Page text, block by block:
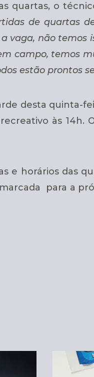
quartas, o
de quartas
vaga, não temos
campo, temos
estão prontos
desta quinta-
às 14h.
e horários das
para a